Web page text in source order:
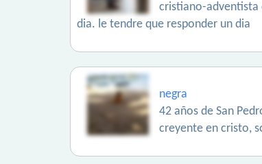
cristiano-adventista
dia. le tendre que responder un dia
negra
42 años de San
creyente en cristo,